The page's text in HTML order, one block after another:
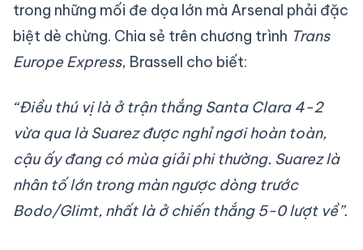
trong những mối đe dọa lớn mà Arsenal phải đặc
biệt dè chừng. Chia sẻ trên chương trình Trans
Europe Express, Brassell cho biết:
“Điều thú vị là ở trận thắng Santa Clara 4-2
vừa qua là Suarez được nghỉ ngơi hoàn toàn,
cậu ấy đang có mùa giải phi thường. Suarez là
nhân tố lớn trong màn ngược dòng trước
Bodo/Glimt, nhất là ở chiến thắng 5-0 lượt về”.